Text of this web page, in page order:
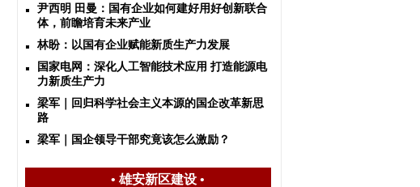
尹西明 田曼：国有企业如何建好用好创新联合
体，前瞻培育未来产业
林盼：以国有企业赋能新质生产力发展
国家电网：深化人工智能技术应用 打造能源电
力新质生产力
梁军｜回归科学社会主义本源的国企改革新思
路
梁军｜国企领导干部究竟该怎么激励？
• 雄安新区建设•